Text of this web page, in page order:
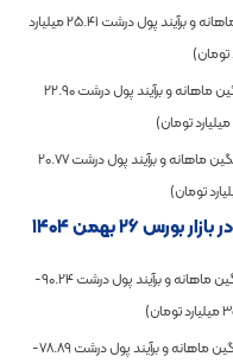
و برآیند پول درشت25.41میلیارد
تومان)
ماهانه و برآیند پول درشت22.90
میلیارد تومان)
ماهانه و برآیند پول درشت20.77
تومان)
۲۶ بهمن ۱۴۰۴
ماهانه و برآیند پول درشت-90.24
میلیارد تومان)
ماهانه و برآیند پول درشت-78.89